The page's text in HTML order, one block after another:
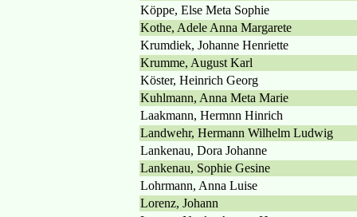
Köppe, Else Meta Sophie
Kothe, Adele Anna Margarete
Krumdiek, Johanne Henriette
Krumme, August Karl
Köster, Heinrich Georg
Kuhlmann, Anna Meta Marie
Laakmann, Hermnn Hinrich
Landwehr, Hermann Wilhelm Ludwig
Lankenau, Dora Johanne
Lankenau, Sophie Gesine
Lohrmann, Anna Luise
Lorenz, Johann